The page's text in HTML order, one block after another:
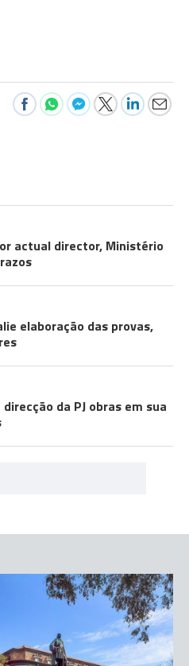
actual director, Ministério
elaboração das provas,
da PJ obras em sua